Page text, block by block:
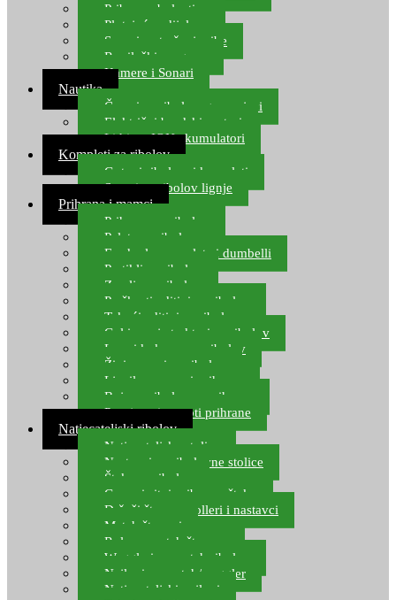
Pribor za bolentino
Plutajuća odijela
Sonari za traženje ribe
Ronilački program
Kamere i Sonari
Nautika
Čamci za ribolov, gumenjaci
Električni brodski motori
Lithium ION akumulatori
Kompleti za ribolov
Gotovi ribolovni kompleti
Setovi za ribolov lignje
Prihrana i mamci
Prihrana za ribolov
Pelete za ribolov
Feeder lovne pelete i dumbelli
Partikli za ribolov
Zemlja za ribolov
Praškasti aditivi za ribolov
Tekući aditivi za ribolov
Gel i sprej atraktori za ribolov
Lovni kukuruz za ribolov
Živi mamci za ribolov
Ljepilo za crve i prihranu
Boje za ribolovnu prihranu
Provjereni recepti prihrane
Natjecateljski ribolov
Natjecateljske stolice
Nastavci za ribolovne stolice
Šteke za ribolov
Gume i sitni pribor za šteku
Držači štapova rolleri i nastavci
Match štapovi
Role za match štapove
Waggleri za match ribolov
Najloni za match/waggler
Natjecateljski najloni